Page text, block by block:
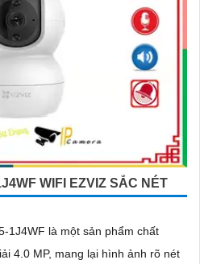
WIFI EZVIZ SẮC NÉT
1J4WF là một sản phẩm chất
4.0 MP, mang lại hình ảnh rõ nét